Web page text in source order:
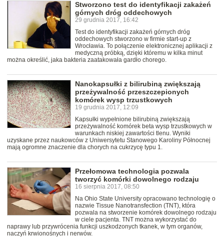
Stworzono test do identyfikacji zakażeń
górnych dróg oddechowych
29 grudnia 2017, 16:42
Test do identyfikacji zakażeń górnych dróg
oddechowych stworzono w firmie start-up z
Wrocławia. To połączenie elektronicznej aplikacji z
medyczną próbką, dzięki któremu w kilka minut
można określić, jaka bakteria zaatakowała gardło chorego.
Nanokapsułki z bilirubiną zwiększają
przeżywalność przeszczepionych
komórek wysp trzustkowych
19 grudnia 2017, 12:09
Kapsułki wypełnione bilirubiną zwiększają
przeżywalność komórek beta wysp trzustkowych w
warunkach niskiej zawartości tlenu. Wyniki
uzyskane przez naukowców z Uniwersytetu Stanowego Karoliny Północnej
mają ogromne znaczenie dla chorych na cukrzycę typu 1.
Przełomowa technologia pozwala
tworzyć komórki dowolnego rodzaju
16 sierpnia 2017, 08:50
Na Ohio State University opracowano technologię o
nazwie Tissue Nanotransfection (TNT), która
pozwala na stworzenie komórek dowolnego rodzaju
w ciele pacjenta. TNT można wykorzystać do
naprawy lub przywrócenia funkcji uszkodzonych tkanek, w tym organów,
naczyń krwionośnych i nerwów.